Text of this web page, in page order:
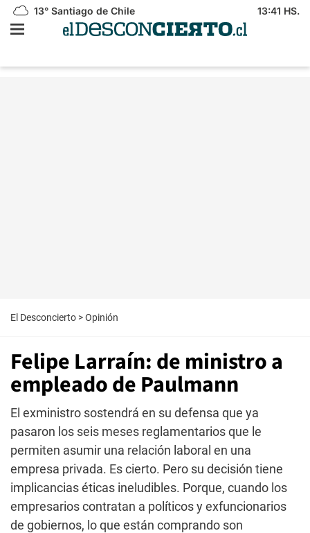
13° Santiago de Chile 13:41 HS.
El Desconcierto >Opinión
Felipe Larraín: de ministro a
empleado de Paulmann
El exministro sostendrá en su defensa que ya
pasaron los seis meses reglamentarios que le
permiten asumir una relación laboral en una
empresa privada. Es cierto. Pero su decisión tiene
implicancias éticas ineludibles. Porque, cuando los
empresarios contratan a políticos y exfuncionarios
de gobiernos, lo que están comprando son